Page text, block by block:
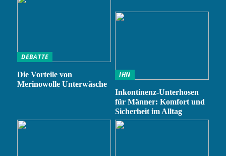
DEBATTE
Die Vorteile von
Merinowolle Unterwäsche
IHN
Inkontinenz-Unterhosen
für Männer: Komfort und
Sicherheit im Alltag